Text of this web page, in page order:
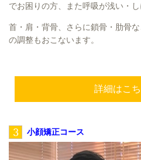
でお困りの方、また呼吸が浅い・
首・肩・背骨、さらに鎖骨・肋骨
の調整もおこないます。
詳細はこ
3 小顔矯正コース